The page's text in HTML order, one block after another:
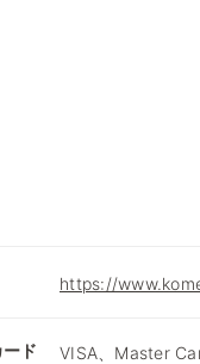
https://
ド VISA、Master